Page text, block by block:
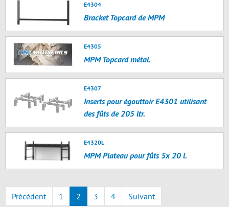
E4304
Bracket Topcard de MPM
E4305
MPM Topcard métal.
E4307
Inserts pour égouttoir E4301 utilisant
des fûts de 205 ltr.
E4320L
MPM Plateau pour fûts 5x 20 l.
Précédent 1 2 3 4
Suivant